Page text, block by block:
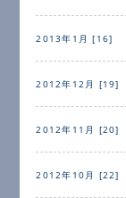
2013年1月 [16]
2012年12月 [19]
2012年11月 [20]
2012年10月 [22]